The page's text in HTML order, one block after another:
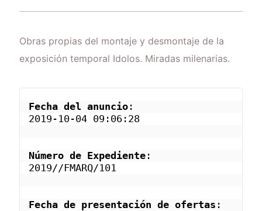
Obras propias del montaje y desmontaje de la
exposición temporal Idolos. Miradas milenarias.
Fecha del anuncio :
2019-10-04 09:06:28
Número de Expediente :
2019//FMARQ/101
Fecha de presentación de ofertas :